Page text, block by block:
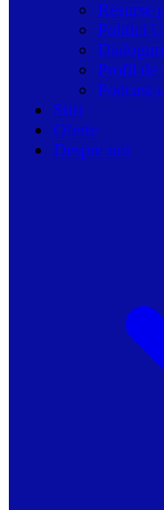
Resurse
Politici
Dialoguri
Profil de
Podcast-
Stiri
Oferte
Despre noi